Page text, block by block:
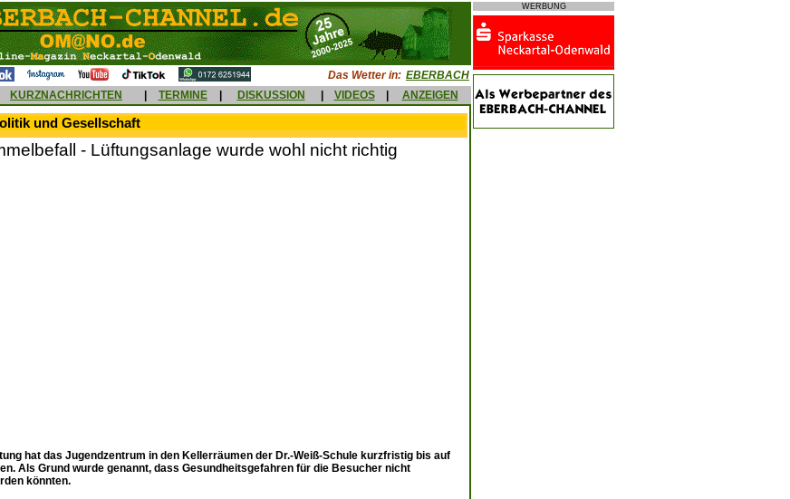
Das Wetter in: EBERBACH
KURZNACHRICHTEN TERMINE DISKUSSION VIDEOS ANZEIGEN
und Gesellschaft
- Lüftungsanlage wurde wohl nicht richtig
hat das Jugendzentrum in den Kellerräumen der Dr.-Weiß-Schule kurzfristig bis auf
Als Grund wurde genannt, dass Gesundheitsgefahren für die Besucher nicht
könnten.
WERBUNG